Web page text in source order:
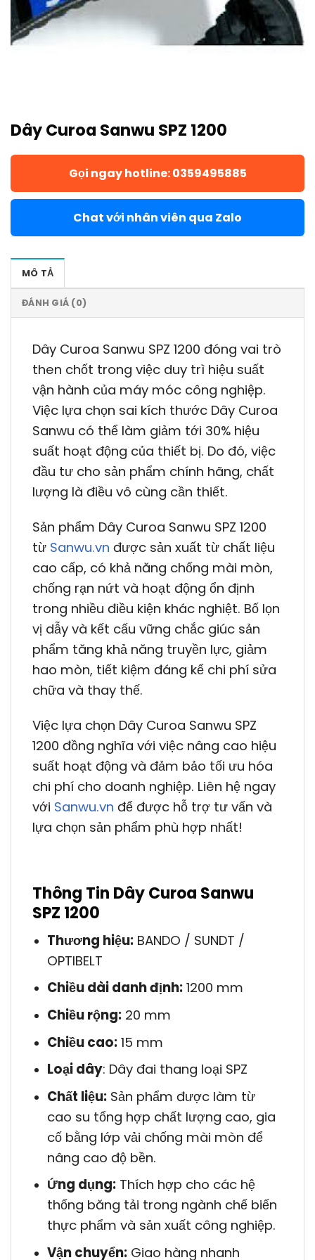
Dây Curoa Sanwu SPZ 1200
Gọi ngay hotline: 0359495885
Chat với nhân viên qua Zalo
MÔ TẢ
ĐÁNH GIÁ (0)
Dây Curoa Sanwu SPZ 1200 đóng vai trò
then chốt trong việc duy trì hiệu suất
vận hành của máy móc công nghiệp.
Việc lựa chọn sai kích thước Dây Curoa
Sanwu có thể làm giảm tới 30% hiệu
suất hoạt động của thiết bị. Do đó, việc
đầu tư cho sản phẩm chính hãng, chất
lượng là điều vô cùng cần thiết.
Sản phẩm Dây Curoa Sanwu SPZ 1200
từ Sanwu.vn được sản xuất từ chất liệu
cao cấp, có khả năng chống mài mòn,
chống rạn nứt và hoạt động ổn định
trong nhiều điều kiện khác nghiệt. Bố lọn
vị dẫy và kết cấu vững chắc giúc sản
phẩm tăng khả năng truyền lực, giảm
hao mòn, tiết kiệm đáng kể chi phí sửa
chữa và thay thế.
Việc lựa chọn Dây Curoa Sanwu SPZ
1200 đồng nghĩa với việc nâng cao hiệu
suất hoạt động và đảm bảo tối ưu hóa
chi phí cho doanh nghiệp. Liên hệ ngay
với Sanwu.vn để được hỗ trợ tư vấn và
lựa chọn sản phẩm phù hợp nhất!
Thông Tin Dây Curoa Sanwu
SPZ 1200
Thương hiệu:BANDO / SUNDT /
OPTIBELT
Chiều dài danh định:1200 mm
Chiều rộng:20 mm
Chiều cao:15 mm
Loại dây: Dây đai thang loại SPZ
Chất liệu:Sản phẩm được làm từ
cao su tổng hợp chất lượng cao, gia
cố bằng lớp vải chống mài mòn để
nâng cao độ bền.
Ứng dụng:Thích hợp cho các hệ
thống băng tải trong ngành chế biến
thực phẩm và sản xuất công nghiệp.
Vận chuyển:Giao hàng nhanh